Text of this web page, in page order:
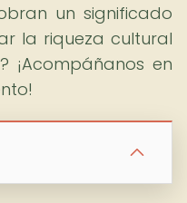
un significado
la riqueza cultural
¡Acompáñanos en